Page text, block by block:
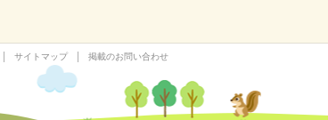
サイトマップ 掲載のお問い合わせ